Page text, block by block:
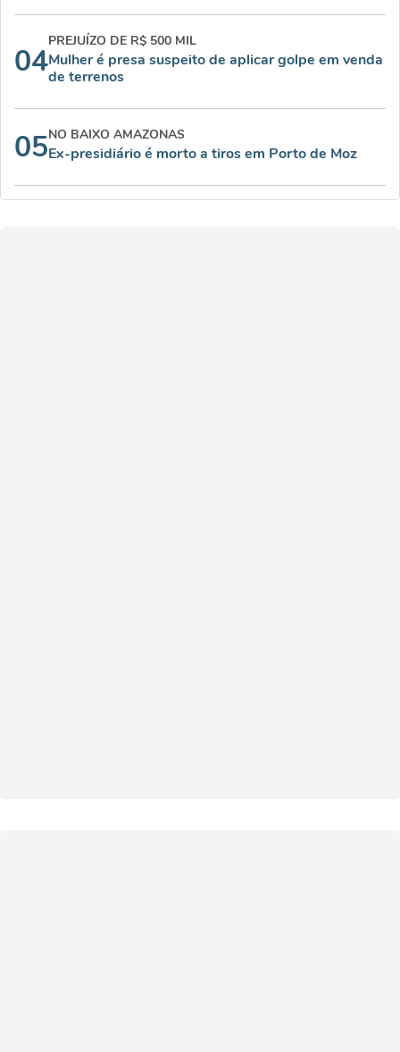
04
PREJUÍZO DE R$ 500 MIL
Mulher é presa suspeito de aplicar golpe em venda
de terrenos
05NO BAIXO AMAZONAS
Ex-presidiário é morto a tiros em Porto de Moz